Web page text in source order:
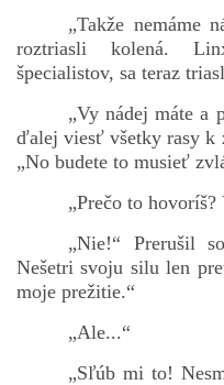
„Takže nemáme
roztriasli kolená.
špecialistov, sa teraz
„Vy nádej máte a
ďalej viesť všetky rasy k
„No budete to musieť
„Prečo to
„Nie!“ Prerušil
Nešetri svoju silu len
moje prežitie.“
„Ale...“
„Sľúb mi to!